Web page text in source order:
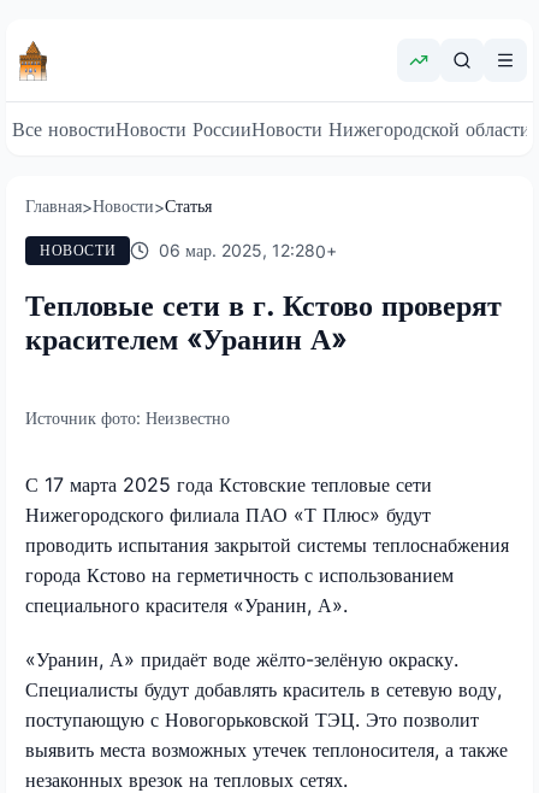
Все новостиНовости РоссииНовости Нижегородской области
Главная>Новости>Статья
НОВОСТИ 06 мар. 2025, 12:280+
Тепловые сети в г. Кстово проверят
красителем «Уранин А»
Источник фото: Неизвестно
С 17 марта 2025 года Кстовские тепловые сети
Нижегородского филиала ПАО «Т Плюс» будут
проводить испытания закрытой системы теплоснабжения
города Кстово на герметичность с использованием
специального красителя «Уранин, А».
«Уранин, А» придаёт воде жёлто-зелёную окраску.
Специалисты будут добавлять краситель в сетевую воду,
поступающую с Новогорьковской ТЭЦ. Это позволит
выявить места возможных утечек теплоносителя, а также
незаконных врезок на тепловых сетях.